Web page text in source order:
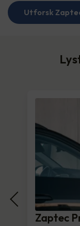
Utforsk
Zaptec